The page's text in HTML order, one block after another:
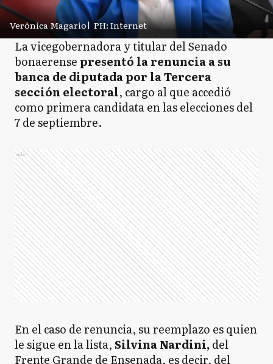
Verónica Magario| PH: Internet
La vicegobernadora y titular del Senado
bonaerense presentó la renuncia a su
banca de diputada por la Tercera
sección electoral, cargo al que accedió
como primera candidata en las elecciones del
7 de septiembre.
Ads
En el caso de renuncia, su reemplazo es quien
le sigue en la lista,Silvina Nardini, del
Frente Grande de Ensenada, es decir, del